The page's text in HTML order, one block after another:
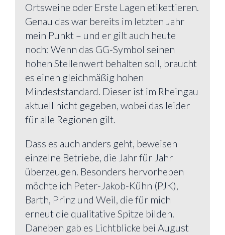
Ortsweine oder Erste Lagen etikettieren.
Genau das war bereits im letzten Jahr
mein Punkt – und er gilt auch heute
noch: Wenn das GG-Symbol seinen
hohen Stellenwert behalten soll, braucht
es einen gleichmäßig hohen
Mindeststandard. Dieser ist im Rheingau
aktuell nicht gegeben, wobei das leider
für alle Regionen gilt.
Dass es auch anders geht, beweisen
einzelne Betriebe, die Jahr für Jahr
überzeugen. Besonders hervorheben
möchte ich Peter-Jakob-Kühn (PJK),
Barth, Prinz und Weil, die für mich
erneut die qualitative Spitze bilden.
Daneben gab es Lichtblicke bei August